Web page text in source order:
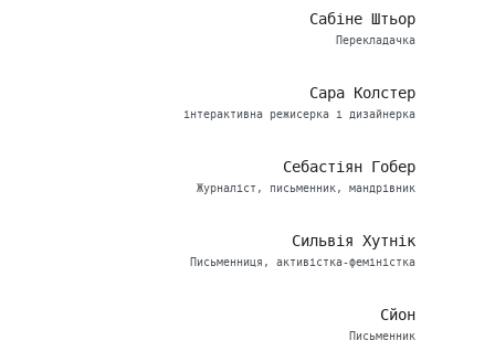
Сабіне Штьор
Перекладачка
Сара Колстер
інтерактивна режисерка і дизайнерка
Себастіян Гобер
Журналіст, письменник, мандрівник
Сильвія Хутнік
Письменниця, активістка-феміністка
Сйон
Письменник